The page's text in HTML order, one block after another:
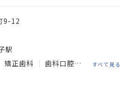
9-12
駅
矯正歯科 歯科口腔外科 すべて見る